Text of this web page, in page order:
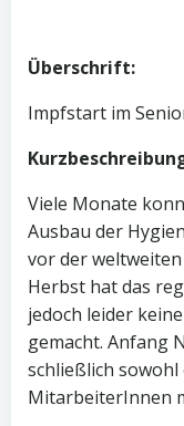
Überschrift:
Impfstart im
Viele Monate
Ausbau der
vor der
Herbst hat das
jedoch leider
gemacht. Anfang
schließlich
MitarbeiterInnen